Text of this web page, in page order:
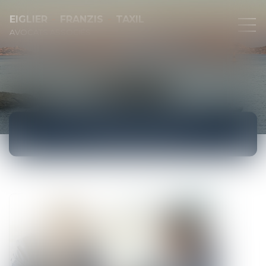
EIGLIER FRANZIS TAXIL
AVOCATS ASSOCIÉS